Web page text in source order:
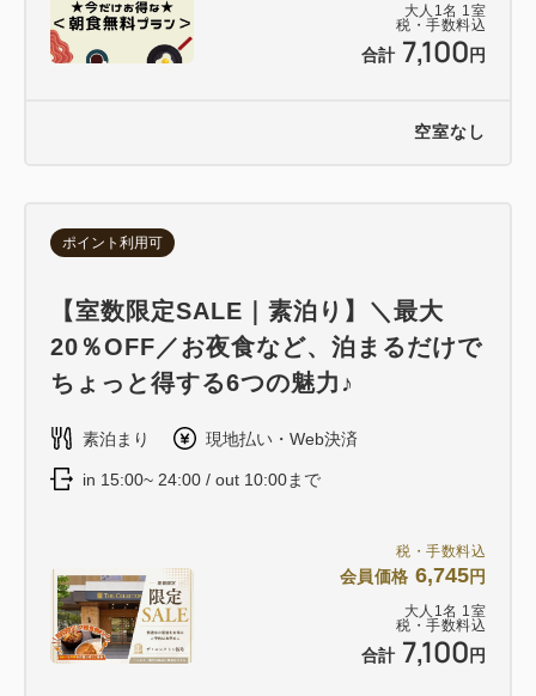
大人 1 名 1 室
税・手数料込
合計 7,100 円
空室なし
税・手数料込
会員価格 6,745円
大人 1 名 1 室
税・手数料込
合計 7,100 円
ポイント利用可
【室数限定SALE｜素泊り】＼最大
20％OFF／お夜食など、泊まるだけで
ちょっと得する6つの魅力♪
素泊まり 現地払い・Web決済
in 15:00~ 24:00 / out 10:00まで